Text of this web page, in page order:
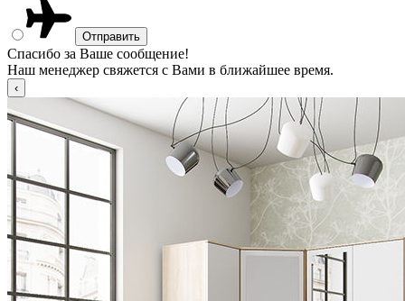
Спасибо за Ваше сообщение!
Наш менеджер свяжется с Вами в ближайшее время.